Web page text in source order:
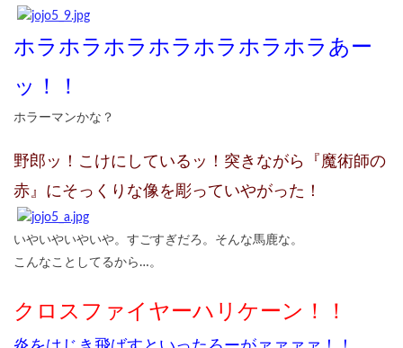
ホラホラホラホラホラホラホラあー
ッ！！
ホラーマンかな？
野郎ッ！こけにしているッ！突きながら『魔術師の
赤』にそっくりな像を彫っていやがった！
いやいやいやいや。すごすぎだろ。そんな馬鹿な。
こんなことしてるから…。
クロスファイヤーハリケーン！！